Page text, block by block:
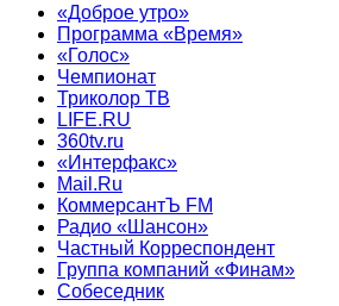
«Доброе утро»
Программа «Время»
«Голос»
Чемпионат
Триколор ТВ
LIFE.RU
360tv.ru
«Интерфакс»
Mail.Ru
КоммерсантЪ FM
Радио «Шансон»
Частный Корреспондент
Группа компаний «Финам»
Собеседник